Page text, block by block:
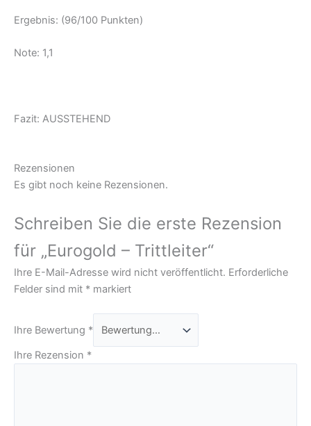
Ergebnis: (96/100 Punkten)
Note: 1,1
Fazit: AUSSTEHEND
Rezensionen
Es gibt noch keine Rezensionen.
Schreiben Sie die erste Rezension
für „Eurogold – Trittleiter“
Ihre E-Mail-Adresse wird nicht veröffentlicht. Erforderliche
Felder sind mit * markiert
Ihre Bewertung *
Ihre Rezension *